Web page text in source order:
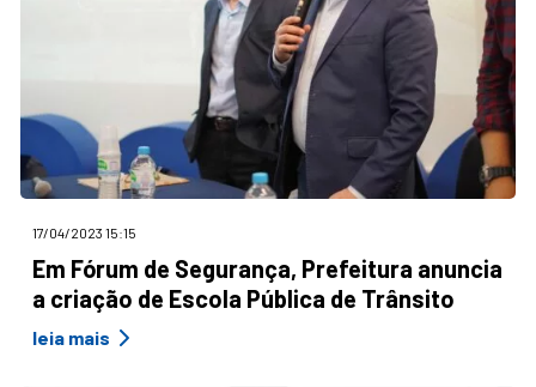
17/04/2023 15:15
Em Fórum de Segurança, Prefeitura anuncia
a criação de Escola Pública de Trânsito
leia mais